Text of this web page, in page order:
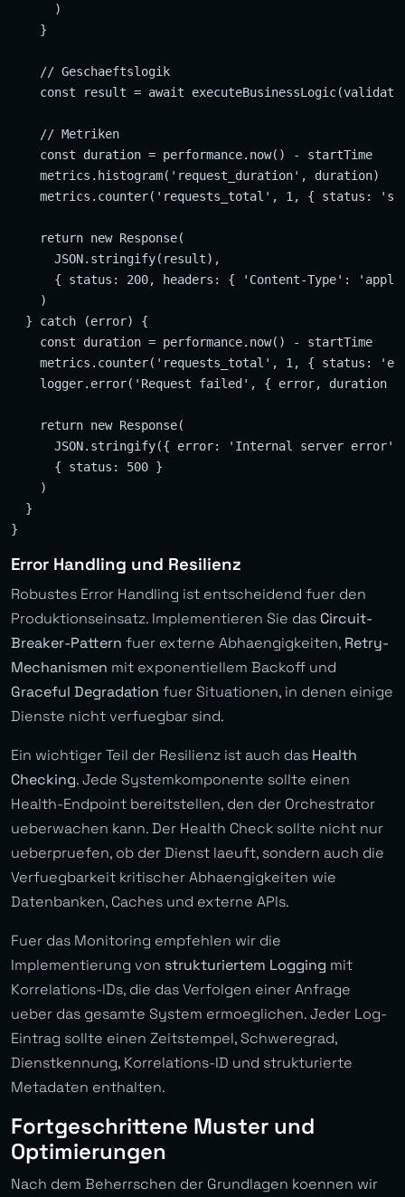
      )
    }
    // Geschaeftslogik
const result = await
    // Metriken
    const duration = performance.now() - startTime
    metrics.histogram('request_duration', duration)
metrics.counter('requests_total', 1, { status:
    return new Response(
      JSON.stringify(result),
{ status: 200, headers: { 'Content-Type':
    )
  } catch (error) {
    const duration = performance.now() - startTime
metrics.counter('requests_total', 1, { status:
logger.error('Request failed', { error, duration
    return new Response(
JSON.stringify({ error: 'Internal server error'
      { status: 500 }
    )
  }
Error Handling und Resilienz
Robustes Error Handling ist entscheidend fuer den
Produktionseinsatz. Implementieren Sie das Circuit-
Breaker-Pattern fuer externe Abhaengigkeiten, Retry-
Mechanismen mit exponentiellem Backoff und
Graceful Degradation fuer Situationen, in denen einige
Dienste nicht verfuegbar sind.
Ein wichtiger Teil der Resilienz ist auch das Health
Checking. Jede Systemkomponente sollte einen
Health-Endpoint bereitstellen, den der Orchestrator
ueberwachen kann. Der Health Check sollte nicht nur
ueberpruefen, ob der Dienst laeuft, sondern auch die
Verfuegbarkeit kritischer Abhaengigkeiten wie
Datenbanken, Caches und externe APIs.
Fuer das Monitoring empfehlen wir die
Implementierung von strukturiertem Logging mit
Korrelations-IDs, die das Verfolgen einer Anfrage
ueber das gesamte System ermoeglichen. Jeder Log-
Eintrag sollte einen Zeitstempel, Schweregrad,
Dienstkennung, Korrelations-ID und strukturierte
Metadaten enthalten.
Fortgeschrittene Muster und
Optimierungen
Nach dem Beherrschen der Grundlagen koennen wir